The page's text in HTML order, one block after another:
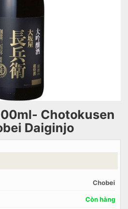
Chotokusen
Daiginjo
Chobei
Còn hàng